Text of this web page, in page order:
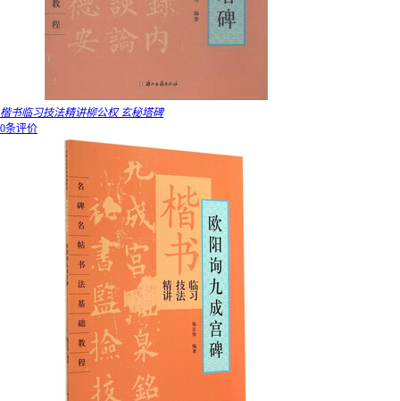
楷书临习技法精讲柳公权 玄秘塔碑
0条评价